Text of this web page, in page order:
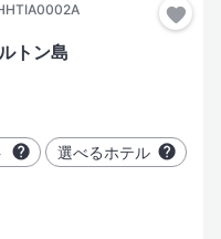
トン島
選べるホテル